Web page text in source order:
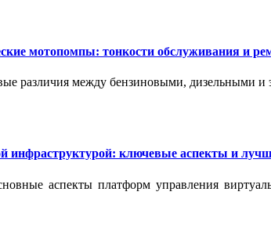
мотопомпы: тонкости обслуживания и
различия между бензиновыми, дизельными
инфраструктурой: ключевые аспекты и
аспекты платформ управления